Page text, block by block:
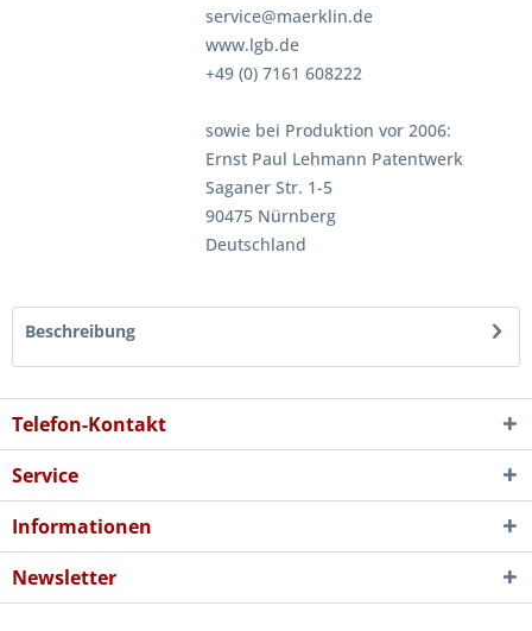
service@maerklin.de
www.lgb.de
+49 (0) 7161 608222
sowie bei Produktion vor 2006:
Ernst Paul Lehmann Patentwerk
Saganer Str. 1-5
90475 Nürnberg
Deutschland
Beschreibung
Telefon-Kontakt
Service
Informationen
Newsletter